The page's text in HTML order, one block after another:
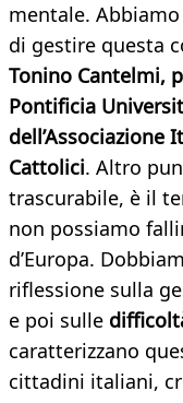
mentale.
di gestire questa
Tonino Cantelmi,
Pontificia
dell’Associazione
Cattolici. Altro
trascurabile, è il
non possiamo
d’Europa.
riflessione sulla
e poi sulle
caratterizzano
cittadini italiani,